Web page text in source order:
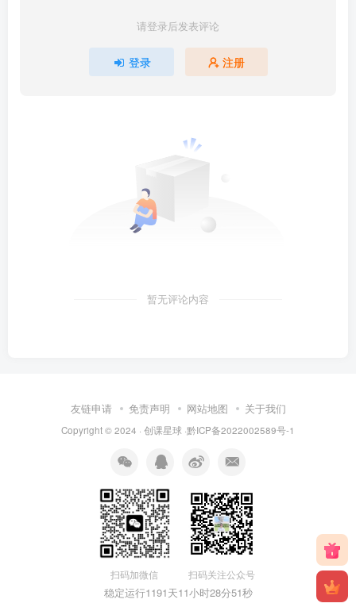
请登录后发表评论
登录 注册
暂无评论内容
友链申请 免责声明 网站地图 关于我们
Copyright © 2024 · 创课星球 ·黔ICP备2022002589号-1
扫码加微信 扫码关注公众号
稳定运行1191天11小时28分51秒